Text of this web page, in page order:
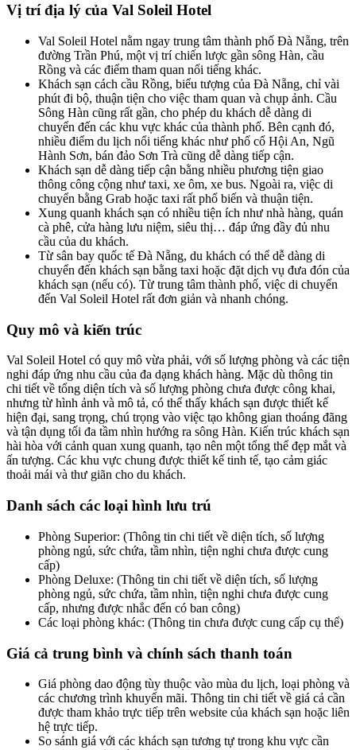
Vị trí địa lý của Val Soleil Hotel
Val Soleil Hotel nằm ngay trung tâm thành phố Đà Nẵng, trên
đường Trần Phú, một vị trí chiến lược gần sông Hàn, cầu
Rồng và các điểm tham quan nổi tiếng khác.
Khách sạn cách cầu Rồng, biểu tượng của Đà Nẵng, chỉ vài
phút đi bộ, thuận tiện cho việc tham quan và chụp ảnh. Cầu
Sông Hàn cũng rất gần, cho phép du khách dễ dàng di
chuyển đến các khu vực khác của thành phố. Bên cạnh đó,
nhiều điểm du lịch nổi tiếng khác như phố cổ Hội An, Ngũ
Hành Sơn, bán đảo Sơn Trà cũng dễ dàng tiếp cận.
Khách sạn dễ dàng tiếp cận bằng nhiều phương tiện giao
thông công cộng như taxi, xe ôm, xe bus. Ngoài ra, việc di
chuyển bằng Grab hoặc taxi rất phổ biến và thuận tiện.
Xung quanh khách sạn có nhiều tiện ích như nhà hàng, quán
cà phê, cửa hàng lưu niệm, siêu thị… đáp ứng đầy đủ nhu
cầu của du khách.
Từ sân bay quốc tế Đà Nẵng, du khách có thể dễ dàng di
chuyển đến khách sạn bằng taxi hoặc đặt dịch vụ đưa đón của
khách sạn (nếu có). Từ trung tâm thành phố, việc di chuyển
đến Val Soleil Hotel rất đơn giản và nhanh chóng.
Quy mô và kiến trúc
Val Soleil Hotel có quy mô vừa phải, với số lượng phòng và các tiện
nghi đáp ứng nhu cầu của đa dạng khách hàng. Mặc dù thông tin
chi tiết về tổng diện tích và số lượng phòng chưa được công khai,
nhưng từ hình ảnh và mô tả, có thể thấy khách sạn được thiết kế
hiện đại, sang trọng, chú trọng vào việc tạo không gian thoáng đãng
và tận dụng tối đa tầm nhìn hướng ra sông Hàn. Kiến trúc khách sạn
hài hòa với cảnh quan xung quanh, tạo nên một tổng thể đẹp mắt và
ấn tượng. Các khu vực chung được thiết kế tinh tế, tạo cảm giác
thoải mái và thư giãn cho du khách.
Danh sách các loại hình lưu trú
Phòng Superior: (Thông tin chi tiết về diện tích, số lượng
phòng ngủ, sức chứa, tầm nhìn, tiện nghi chưa được cung
cấp)
Phòng Deluxe: (Thông tin chi tiết về diện tích, số lượng
phòng ngủ, sức chứa, tầm nhìn, tiện nghi chưa được cung
cấp, nhưng được nhắc đến có ban công)
Các loại phòng khác: (Thông tin chưa được cung cấp cụ thể)
Giá cả trung bình và chính sách thanh toán
Giá phòng dao động tùy thuộc vào mùa du lịch, loại phòng và
các chương trình khuyến mãi. Thông tin chi tiết về giá cả cần
được tham khảo trực tiếp trên website của khách sạn hoặc liên
hệ trực tiếp.
So sánh giá với các khách sạn tương tự trong khu vực cần